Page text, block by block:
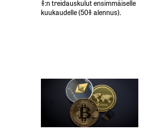
%:n treidauskulut​ ​ensimmäiselle​ ​
kuukaudelle​ ​(50%​ ​alennus).